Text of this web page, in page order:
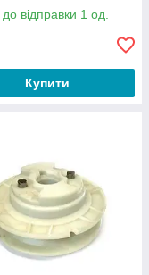
відправки 1 од.
Купити